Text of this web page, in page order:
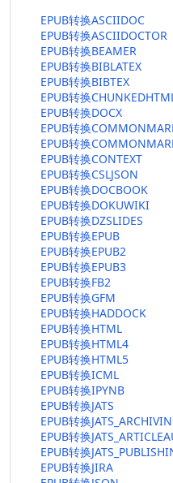
EPUB转换ASCIIDOC
EPUB转换ASCIIDOCTOR
EPUB转换BEAMER
EPUB转换BIBLATEX
EPUB转换BIBTEX
EPUB转换
EPUB转换DOCX
EPUB转换
EPUB转换
EPUB转换CONTEXT
EPUB转换CSLJSON
EPUB转换DOCBOOK
EPUB转换DOKUWIKI
EPUB转换DZSLIDES
EPUB转换EPUB
EPUB转换EPUB2
EPUB转换EPUB3
EPUB转换FB2
EPUB转换GFM
EPUB转换HADDOCK
EPUB转换HTML
EPUB转换HTML4
EPUB转换HTML5
EPUB转换ICML
EPUB转换IPYNB
EPUB转换JATS
EPUB转换
EPUB转换
EPUB转换
EPUB转换JIRA